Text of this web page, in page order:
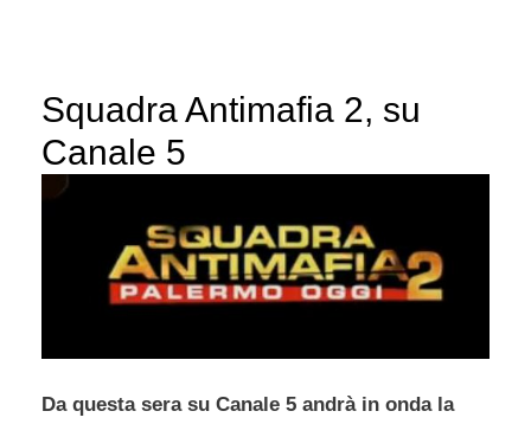
Squadra Antimafia 2, su
Canale 5
Da questa sera su Canale 5 andrà in onda la